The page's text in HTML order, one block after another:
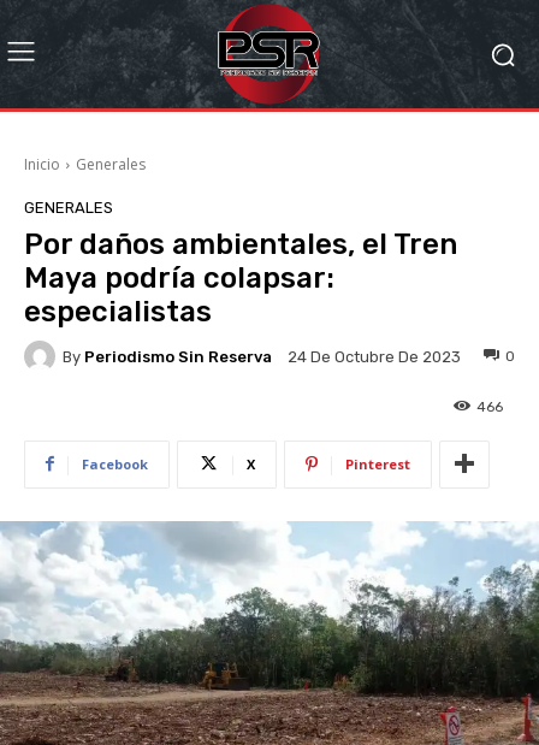
Inicio Generales
GENERALES
Por daños ambientales, el Tren
Maya podría colapsar:
especialistas
By Periodismo Sin Reserva 24 De Octubre De 2023 0
466
Facebook X Pinterest